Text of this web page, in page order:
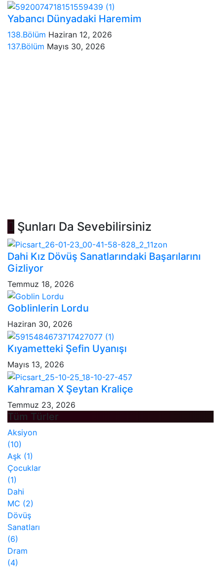
Yabancı Dünyadaki Haremim
138.Bölüm Haziran 12, 2026
137.Bölüm Mayıs 30, 2026
Şunları Da Sevebilirsiniz
Dahi Kız Dövüş Sanatlarındaki Başarılarını
Gizliyor
Temmuz 18, 2026
Goblinlerin Lordu
Haziran 30, 2026
Kıyametteki Şefin Uyanışı
Mayıs 13, 2026
Kahraman X Şeytan Kraliçe
Temmuz 23, 2026
Tüm Türler
Aksiyon
(10)
Aşk (1)
Çocuklar
(1)
Dahi
MC (2)
Dövüş
Sanatları
(6)
Dram
(4)